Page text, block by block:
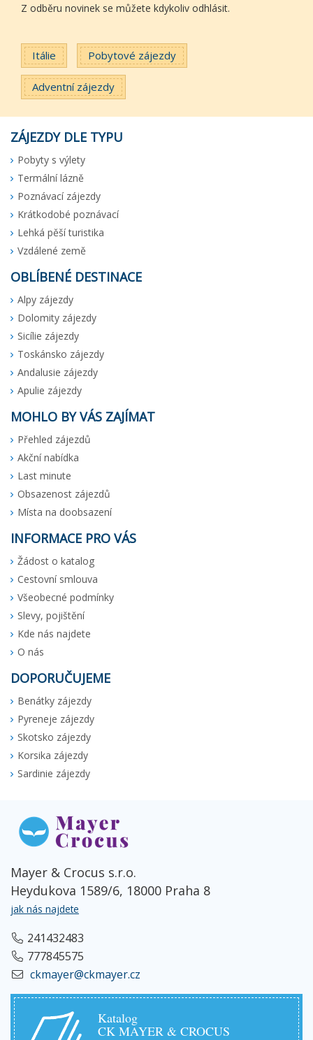
Z odběru novinek se můžete kdykoliv odhlásit.
Itálie Pobytové zájezdy
Adventní zájezdy
ZÁJEZDY DLE TYPU
Pobyty s výlety
Termální lázně
Poznávací zájezdy
Krátkodobé poznávací
Lehká pěší turistika
Vzdálené země
OBLÍBENÉ DESTINACE
Alpy zájezdy
Dolomity zájezdy
Sicílie zájezdy
Toskánsko zájezdy
Andalusie zájezdy
Apulie zájezdy
MOHLO BY VÁS ZAJÍMAT
Přehled zájezdů
Akční nabídka
Last minute
Obsazenost zájezdů
Místa na doobsazení
INFORMACE PRO VÁS
Žádost o katalog
Cestovní smlouva
Všeobecné podmínky
Slevy, pojištění
Kde nás najdete
O nás
DOPORUČUJEME
Benátky zájezdy
Pyreneje zájezdy
Skotsko zájezdy
Korsika zájezdy
Sardinie zájezdy
Mayer & Crocus s.r.o.
Heydukova 1589/6, 18000 Praha 8
jak nás najdete
241432483
777845575
ckmayer@ckmayer.cz
Katalog
CK MAYER & CROCUS